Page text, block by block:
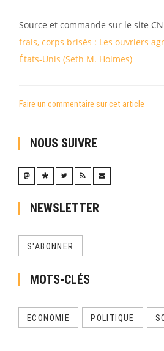
Source et commande sur le site
frais, corps brisés : Les ouvriers
États-Unis (Seth M. Holmes)
Faire un commentaire sur cet article
NOUS SUIVRE
NEWSLETTER
S'ABONNER
MOTS-CLÉS
ECONOMIE POLITIQUE